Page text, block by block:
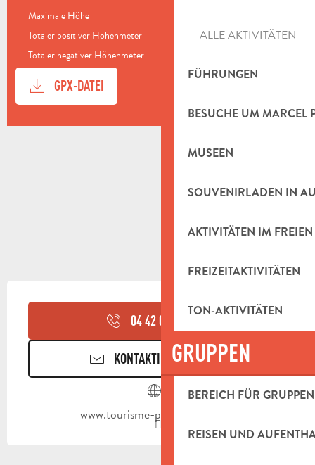
ALLE AKTIVITÄTEN
FÜHRUNGEN
BESUCHE UM MARCEL
MUSEEN
SOUVENIRLADEN IN
AKTIVITÄTEN IM FREIEN
FREIZEITAKTIVITÄTEN
TON-AKTIVITÄTEN
GRUPPEN
BEREICH FÜR GRUPPEN
REISEN UND
Maximale Höhe
Totaler positiver Höhenmeter 262 m
Totaler negativer Höhenmeter
DOKUMENTATION
GPX-DATEI
ÖFFNUNGSZEITEN &
04 42 03 49
KONTAKTIEREN SIE UNS
www.tourisme-paysdaubagne.fr